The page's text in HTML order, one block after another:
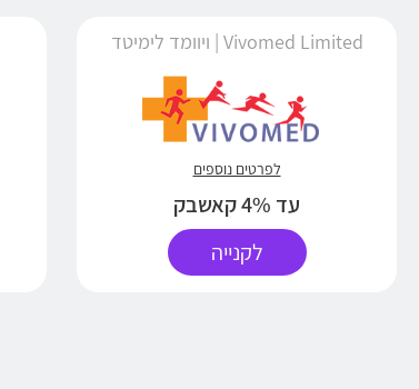
Vivomed Limited | ויוומד לימיטד
לפרטים נוספים
עד 4% קאשבק
לקנייה